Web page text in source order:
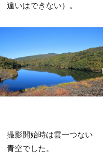
違いはできない）。
撮影開始時は雲一つない
青空でした。